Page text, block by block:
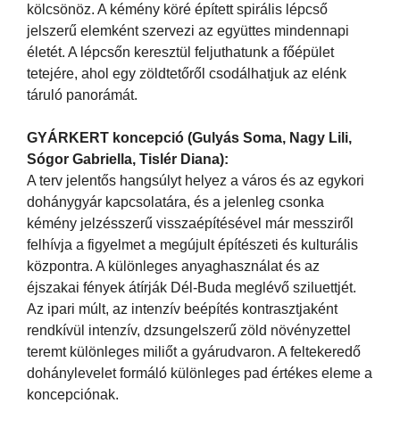
kölcsönöz. A kémény köré épített spirális lépcső
jelszerű elemként szervezi az együttes mindennapi
életét. A lépcsőn keresztül feljuthatunk a főépület
tetejére, ahol egy zöldtetőről csodálhatjuk az elénk
táruló panorámát.
GYÁRKERT koncepció (Gulyás Soma, Nagy Lili,
Sógor Gabriella, Tislér Diana):
A terv jelentős hangsúlyt helyez a város és az egykori
dohánygyár kapcsolatára, és a jelenleg csonka
kémény jelzésszerű visszaépítésével már messziről
felhívja a figyelmet a megújult építészeti és kulturális
központra. A különleges anyaghasználat és az
éjszakai fények átírják Dél-Buda meglévő sziluettjét.
Az ipari múlt, az intenzív beépítés kontrasztjaként
rendkívül intenzív, dzsungelszerű zöld növényzettel
teremt különleges miliőt a gyárudvaron. A feltekeredő
dohánylevelet formáló különleges pad értékes eleme a
koncepciónak.